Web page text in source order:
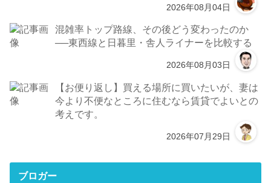
2026年08月04日
混雑率トップ路線、その後どう変わったのか
──東西線と日暮里・舎人ライナーを比較する
2026年08月03日
【お便り返し】買える場所に買いたいが、妻は
今より不便なところに住むなら賃貸でよいとの
考えです。
2026年07月29日
ブロガー